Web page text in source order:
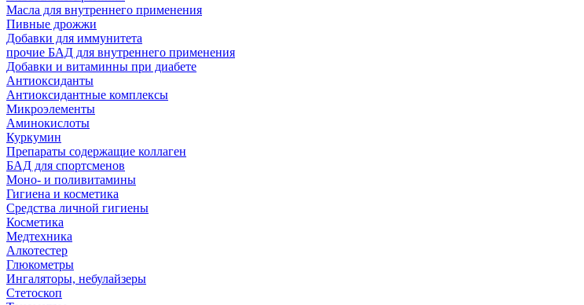
Масла для внутреннего применения
Пивные дрожжи
Добавки для иммунитета
прочие БАД для внутреннего применения
Добавки и витаминны при диабете
Антиоксиданты
Антиоксидантные комплексы
Микроэлементы
Аминокислоты
Куркумин
Препараты содержащие коллаген
БАД для спортсменов
Моно- и поливитамины
Гигиена и косметика
Средства личной гигиены
Косметика
Медтехника
Алкотестер
Глюкометры
Ингаляторы, небулайзеры
Стетоскоп